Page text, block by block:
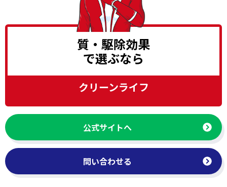
質・駆除効果
で選ぶなら
クリーンライフ
公式サイトへ
問い合わせる